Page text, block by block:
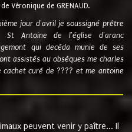
Véronique de GRENAUD.
jour d'avril je soussigné prêtre
St Antoine de l'église d'aranc
qui decéda munie de ses
assistés au obsèques me charles
curé de ???? et me antoine
peuvent venir y paître... Il